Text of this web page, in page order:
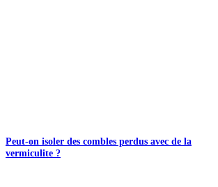
Peut-on isoler des combles perdus avec de la
vermiculite ?